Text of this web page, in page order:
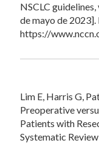
NSCLC
de mayo de
https://
Lim E, Harris G,
Preoperative
Patients with
Systematic